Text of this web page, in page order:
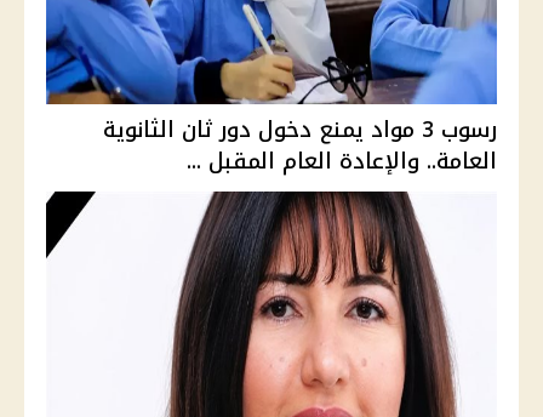
رسوب 3 مواد يمنع دخول دور ثان الثانوية
العامة.. والإعادة العام المقبل ...